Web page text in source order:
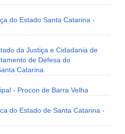
do Estado Santa Catarina -
da Justiça e Cidadania de
de Defesa do
Catarina
- Procon de Barra Velha
do Estado de Santa Catarina -